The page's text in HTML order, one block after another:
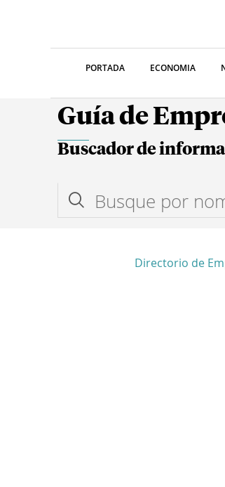
PORTADA ECONOMIA
Guía de
Buscador de
Directorio de